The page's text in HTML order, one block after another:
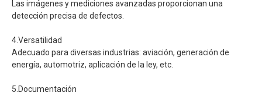
Las imágenes y mediciones avanzadas proporcionan una
detección precisa de defectos.
4.Versatilidad
Adecuado para diversas industrias: aviación, generación de
energía, automotriz, aplicación de la ley, etc.
5.Documentación